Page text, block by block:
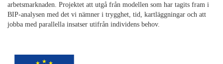
arbetsmarknaden. Projektet att utgå från modellen som har tagits fram i
BIP-analysen med det vi nämner i trygghet, tid, kartläggningar och att
jobba med parallella insatser utifrån individens behov.